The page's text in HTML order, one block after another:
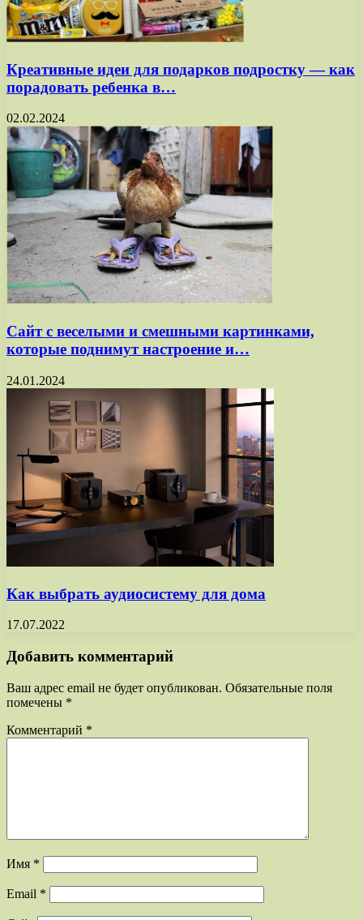
Креативные идеи для подарков подростку — как
порадовать ребенка в…
02.02.2024
Сайт с веселыми и смешными картинками,
которые поднимут настроение и…
24.01.2024
Как выбрать аудиосистему для дома
17.07.2022
Добавить комментарий
Ваш адрес email не будет опубликован. Обязательные поля
помечены *
Комментарий *
Имя *
Email *